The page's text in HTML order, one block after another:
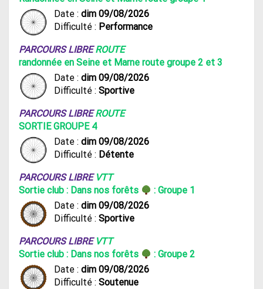
Date : dim 09/08/2026
Difficulté : Performance
PARCOURS LIBREROUTE
randonnée en Seine et Marne route groupe 2 et 3
Date : dim 09/08/2026
Difficulté : Sportive
PARCOURS LIBREROUTE
SORTIE GROUPE 4
Date : dim 09/08/2026
Difficulté : Détente
PARCOURS LIBRE VTT
Sortie club : Dans nos forêts
: Groupe 1
Date : dim 09/08/2026
Difficulté : Sportive
PARCOURS LIBRE VTT
Sortie club : Dans nos forêts
: Groupe 2
Date : dim 09/08/2026
Difficulté : Soutenue